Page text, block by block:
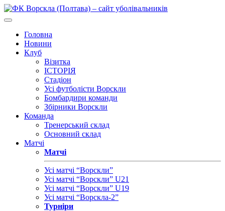
Головна
Новини
Клуб
Візитка
ІСТОРІЯ
Стадіон
Усі футболісти Ворскли
Бомбардири команди
Збірники Ворскли
Команда
Тренерський склад
Основний склад
Матчі
Матчі
Усі матчі “Ворскли”
Усі матчі “Ворскли” U21
Усі матчі “Ворскли” U19
Усі матчі “Ворскла-2”
Турніри